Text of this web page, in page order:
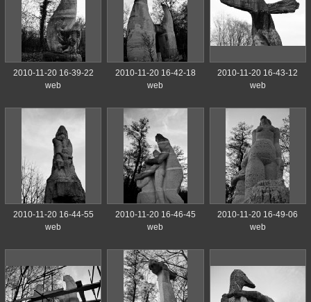
2010-11-20 16-39-22
web
2010-11-20 16-42-18
web
2010-11-20 16-43-12
web
2010-11-20 16-44-55
web
2010-11-20 16-46-45
web
2010-11-20 16-49-06
web